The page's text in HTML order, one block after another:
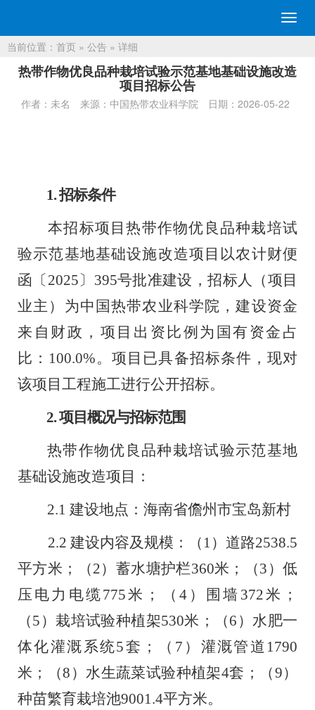
切
换
航
当前位置： 首页 » 公告 » 详细
热带作物优良品种栽培试验示范基地基础设施改造
项目招标公告
作者：未名 来源：中国热带农业科学院 日期：2026-05-22
1.招标条件
本招标项目热带作物优良品种栽培试
验示范基地基础设施改造项目以农计财便
函〔 2025〕 395号批准建设，招标人 （项目
业主 ） 为中国热带农业科学院，建设资金
来自财政，项目出资比例为国有资金占
比 ： 100.0%。项目已具备招标条件，现对
该项目工程施工进行公开招标。
2.项目概况与招标范围
热带作物优良品种栽培试验示范基地
基础设施改造项目：
2.1 建设地点 ： 海南省儋州市宝岛新村
2.2 建设内容及规模 ： （ 1）道路2538.5
平方米 ； （2）蓄水塘护栏360米 ； （3 ）低
压电力电缆775米 ； （ 4）围墙 372米 ；
（5 ）栽培试验种植架530米 ； （6 ）水肥一
体化灌溉系统5套 ； （ 7 ）灌溉管道 1790
米 ； （8 ）水生蔬菜试验种植架4套 ； （9）
种苗繁育栽培池9001.4平方米。